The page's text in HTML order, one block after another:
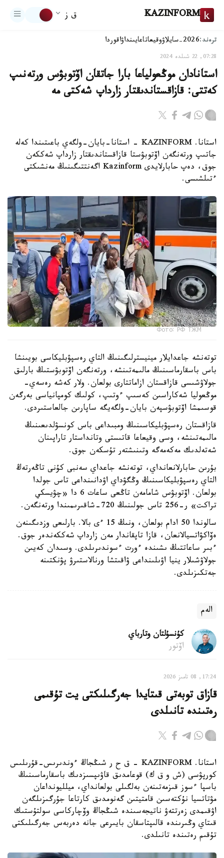
KAZINFORM ق ز
ترەند:2026-سايلاۋ وقيعاتاعايىنداۋاقوردا
07:28, 22 شىلدە 2024
استانادان موڭعولياعا بارا جاتقان اۆتوبۋس ورتەنىپ
كەتتى: قازاقستاندىقتار زارداپ شەكتى مە
استانا. KAZINFORM - استانا-بايان-ولگەي باعىتىندا كەلە
جاتىپ ورتەنگەن اۆتوبۋستا قازاقستاندىقتار زارداپ شەككەن
جوق، دەپ حابارلايدى Kazinform اگەنتتىگىنىڭ مەنشىكتى
ءتىلشىسى.
Фото: РФ ТЖМ
توتەنشە جاعدايلار مينيسترلىگىنىڭ التاي رەسپۋبليكاسى بويىنشا
باس باسقارماسىنىڭ مالىمەتىنشە، ورتەنگەن اۆتوبۋستىڭ بارلىق
جولاۋشىسى قازاقستان ازاماتتارى بولعان. ولار كەشە رەسەي-
موڭعوليا شەكاراسىن كەسىپ ءوتىپ، كولىك كومپانياسى بەرگەن
قوسىمشا اۆتوبۋسپەن بايان-ولگەيگە ساپارىن جالعاستىردى.
قازاقستان رەسپۋبليكاسىنىڭ ومبىداعى باس كونسۋلدىعىنىڭ
مالىمەتىنشە، وسى وقيعاعا قاتىستى وتانداستار تاراپىنان
شەتەلدىك مەكەمەگە وتىنىشتەر تۇسكەن جوق.
بۇرىن حابارلانعانداي، توتەنشە جاعداي سەنبى كۇنى تاڭەرتەڭ
التاي رەسپۋبليكاسىنىڭ وڭگۋداي اۋدانىنداعى تاس جولدا
بولعان. اۆتوبۋس شامامەن تاڭعى ساعات 6 دا «چۋيسكي
تراكت» ر-256 تاس جولىنىڭ 720-شاقىرىمىندا ورتەنگەن.
سالوندا 50 ادام بولعان، ونىڭ 15 ءى بالا. بارلىعى وزدىگىنەن
ەۆاكۋاتسيالانعان، قازا تاپقاندار مەن زارداپ شەككەندەر جوق.
ءبىر ساعاتتىڭ ىشىندە ءورت ءسوندىرىلدى. وسىدان كەيىن
جولاۋشىلار ينيا اۋىلىنداعى ۋاقىتشا ورنالاستىرۋ پۋنكتىنە
جەتكىزىلدى.
الەم
كۇنسۇلتان وتارباي
اۆتور
17:24, 08 تامىز 2026
قازاق توبەتى قىتايدا جەرگىلىكتى يت تۇقىمى
رەتىندە تانىلدى
استانا. KAZINFORM – ق ح ر شىڭجاڭ ءوندىرىس-قۇرىلىس
كورپۋسى (ش و ق ك) قوعامدىق قاۋىپسىزدىك باسقارماسىنىڭ
باسپا ءسوز قىزمەتىنەن بەلگىلى بولعانداي، ميلليونداعان
مۋتاتسيا نۇكتەسىن قامتيتىن گەنومدىق كارتاعا جۇرگىزىلگەن
اۋقىمدى زەرتتەۋ ناتيجەسىندە شىڭجاڭ وۆچاركاسى سولتۇستىك
قىتاي وڭىرىندە قالىپتاسقان بايىرعى جانە دەربەس جەرگىلىكتى
تۇقىم رەتىندە تانىلدى.